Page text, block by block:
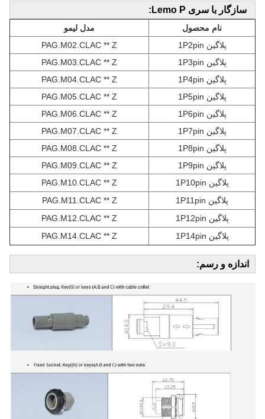
سازگار با سری Lemo P:
نام محصول
مدل لیمو
پلاگین 1P2pin
PAG.M02.CLAC ** Z
پلاگین 1P3pin
PAG.M03.CLAC ** Z
پلاگین 1P4pin
PAG.M04.CLAC ** Z
پلاگین 1P5pin
PAG.M05.CLAC ** Z
پلاگین 1P6pin
PAG.M06.CLAC ** Z
پلاگین 1P7pin
PAG.M07.CLAC ** Z
پلاگین 1P8pin
PAG.M08.CLAC ** Z
پلاگین 1P9pin
PAG.M09.CLAC ** Z
پلاگین 1P10pin
PAG.M10.CLAC ** Z
پلاگین 1P11pin
PAG.M11.CLAC ** Z
پلاگین 1P12pin
PAG.M12.CLAC ** Z
پلاگین 1P14pin
PAG.M14.CLAC ** Z
اندازه و رسم: